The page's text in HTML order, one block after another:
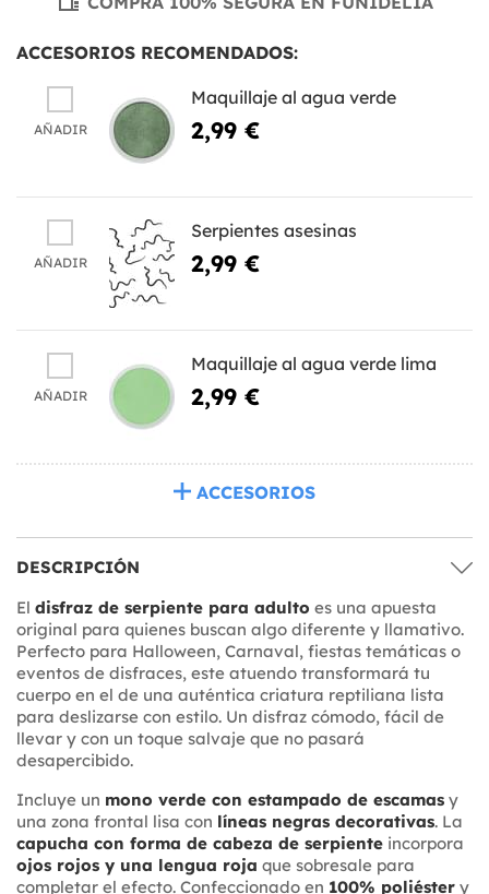
ACCESORIOS RECOMENDADOS:
AÑADIR
Maquillaje al agua verde
2,99 €
AÑADIR
Serpientes asesinas
2,99 €
AÑADIR
Maquillaje al agua verde lima
2,99 €
ACCESORIOS
DESCRIPCIÓN
El disfraz de serpiente para adulto es una apuesta
original para quienes buscan algo diferente y llamativo.
Perfecto para Halloween, Carnaval, fiestas temáticas o
eventos de disfraces, este atuendo transformará tu
cuerpo en el de una auténtica criatura reptiliana lista
para deslizarse con estilo. Un disfraz cómodo, fácil de
llevar y con un toque salvaje que no pasará
desapercibido.
Incluye un mono verde con estampado de escamas y
una zona frontal lisa con líneas negras decorativas. La
capucha con forma de cabeza de serpiente incorpora
ojos rojos y una lengua roja que sobresale para
completar el efecto. Confeccionado en 100% poliéster y